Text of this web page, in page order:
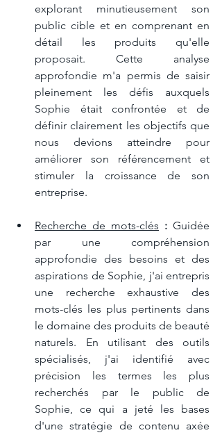
explorant minutieusement son
public cible et en comprenant en
détail les produits qu'elle
proposait. Cette analyse
approfondie m'a permis de saisir
pleinement les défis auxquels
Sophie était confrontée et de
définir clairement les objectifs que
nous devions atteindre pour
améliorer son référencement et
stimuler la croissance de son
entreprise.
Recherche de mots-clés : Guidée
par une compréhension
approfondie des besoins et des
aspirations de Sophie, j'ai entrepris
une recherche exhaustive des
mots-clés les plus pertinents dans
le domaine des produits de beauté
naturels. En utilisant des outils
spécialisés, j'ai identifié avec
précision les termes les plus
recherchés par le public de
Sophie, ce qui a jeté les bases
d'une stratégie de contenu axée